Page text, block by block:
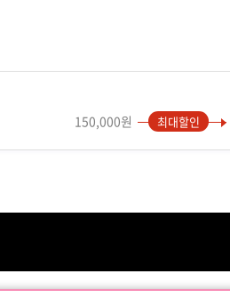
150,000원 최대할인